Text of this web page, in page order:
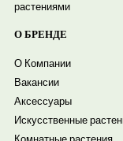
растениями
О БРЕНДЕ
О Компании
Вакансии
Аксессуары
Искусственные